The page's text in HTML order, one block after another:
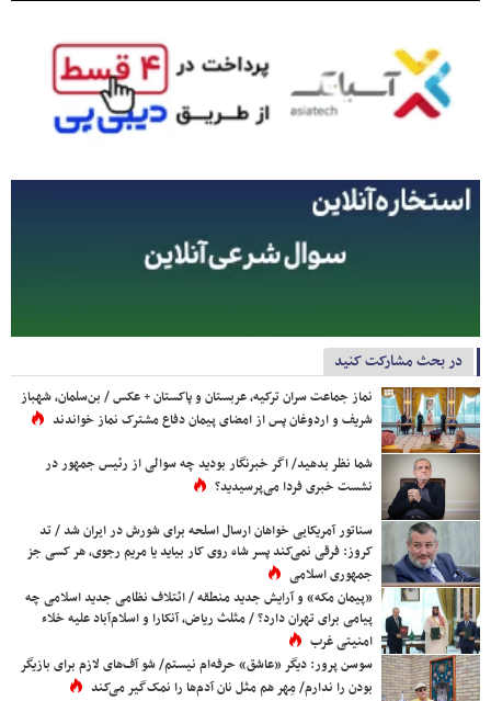
در بحث مشارکت کنید
نماز جماعت سران ترکیه، عربستان و پاکستان + عکس / بن‌سلمان، شهباز
شریف و اردوغان پس از امضای پیمان دفاع مشترک نماز خواندند
شما نظر بدهید/ اگر خبرنگار بودید چه سوالی از رئیس جمهور در
نشست خبری فردا می‌پرسیدید؟
سناتور آمریکایی خواهان ارسال اسلحه برای شورش در ایران شد / تد
کروز: فرقی نمی‌کند پسر شاه روی کار بیاید یا مریم رجوی، هر کسی جز
جمهوری اسلامی
«پیمان مکه» و آرایش جدید منطقه / ائتلاف نظامی جدید اسلامی چه
پیامی برای تهران دارد؟ / مثلث ریاض، آنکارا و اسلام‌آباد علیه خلاء
امنیتی غرب
سوسن پرور: دیگر «عاشق» حرفه‌ام نیستم/ شو آف‌های لازم برای بازیگر
بودن را ندارم/ مِهر هم مثل نان آدم‌ها را نمک‌گیر می‌کند